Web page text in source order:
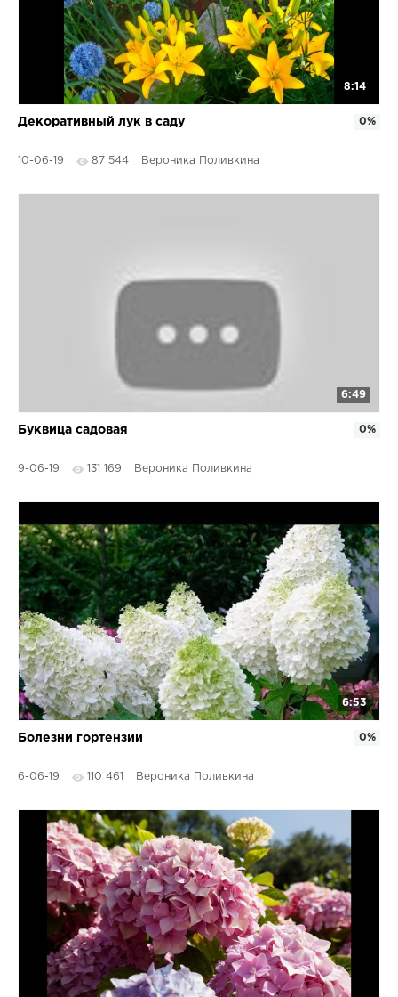
8:14
Декоративный лук в саду
10-06-19 87 544 Вероника Поливкина
0%
6:49
Буквица садовая
9-06-19 131 169 Вероника Поливкина
0%
6:53
Болезни гортензии
6-06-19 110 461 Вероника Поливкина
0%